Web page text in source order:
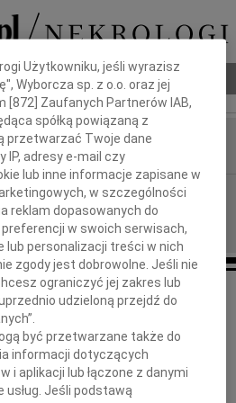
pogrzebowy
Pani
Ewie Tomaszewskiej
wyrazy najgłębszego współczucia
z powodu śmierci
Użytkowniku, jeśli wyrazisz
Wyborcza sp. z o.o. oraz jej
[872 ] Zaufanych Partnerów IAB,
spółką powiązaną z
przetwarzać Twoje dane
IP, adresy e-mail czy
lub inne informacje zapisane w
w szczególności
reklam dopasowanych do
w swoich serwisach,
lub personalizacji treści w nich
zgody jest dobrowolne. Jeśli nie
ograniczyć jej zakres lub
udzieloną przejdź do
być przetwarzane także do
informacji dotyczących
i aplikacji lub łączone z danymi
Jeśli podstawą